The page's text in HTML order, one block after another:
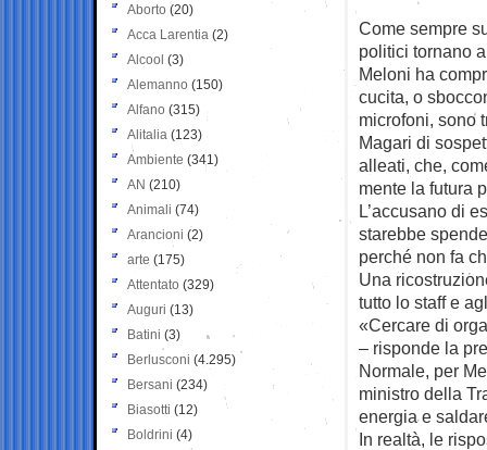
Come sempre
politici tornano
Meloni ha
cucita, o
microfoni, sono
Magari di
alleati, che,
mente la futura
L’accusano di
starebbe
perché non fa
Una
tutto lo staff e
«Cercare di
– risponde la
Normale, per
ministro della
energia e
In realtà, le
Aborto (20)
Acca Larentia (2)
Alcool (3)
Alemanno (150)
Alfano (315)
Alitalia (123)
Ambiente (341)
AN (210)
Animali (74)
Arancioni (2)
arte (175)
Attentato (329)
Auguri (13)
Batini (3)
Berlusconi (4.295)
Bersani (234)
Biasotti (12)
Boldrini (4)